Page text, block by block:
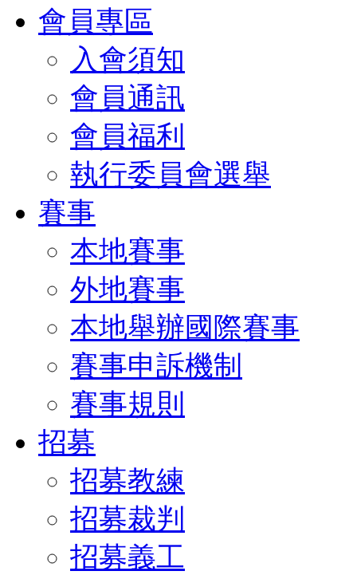
會員專區
入會須知
會員通訊
會員福利
執行委員會選舉
賽事
本地賽事
外地賽事
本地舉辦國際賽事
賽事申訴機制
賽事規則
招募
招募教練
招募裁判
招募義工